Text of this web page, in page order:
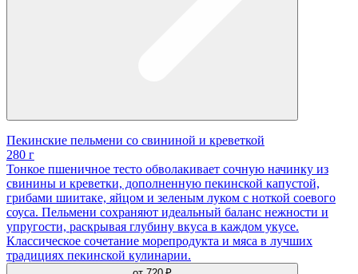
Пекинские пельмени со свининой и креветкой
280 г
Тонкое пшеничное тесто обволакивает сочную начинку из
свинины и креветки, дополненную пекинской капустой,
грибами шиитаке, яйцом и зеленым луком с ноткой соевого
соуса. Пельмени сохраняют идеальный баланс нежности и
упругости, раскрывая глубину вкуса в каждом укусе.
Классическое сочетание морепродукта и мяса в лучших
традициях пекинской кулинарии.